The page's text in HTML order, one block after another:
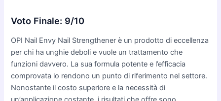
Voto Finale: 9/10
OPI Nail Envy Nail Strengthener è un prodotto di eccellenza
per chi ha unghie deboli e vuole un trattamento che
funzioni davvero. La sua formula potente e l’efficacia
comprovata lo rendono un punto di riferimento nel settore.
Nonostante il costo superiore e la necessità di